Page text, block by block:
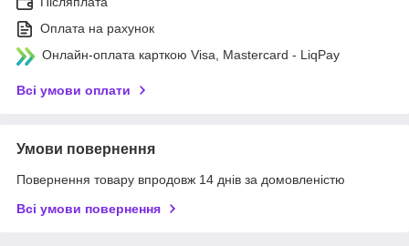
Оплата на рахунок
Онлайн-оплата карткою Visa, Mastercard - LiqPay
Всі умови оплати
Умови повернення
Повернення товару впродовж 14 днів за домовленістю
Всі умови повернення